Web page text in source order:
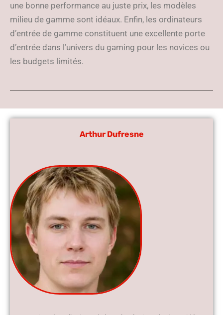
une bonne performance au juste prix, les modèles
milieu de gamme sont idéaux. Enfin, les ordinateurs
d’entrée de gamme constituent une excellente porte
d’entrée dans l’univers du gaming pour les novices ou
les budgets limités.
Arthur Dufresne